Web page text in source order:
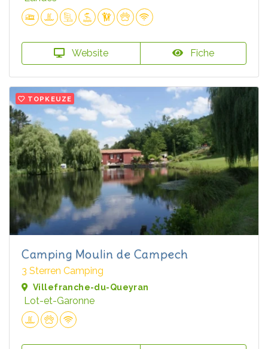
Website Fiche
TOPKEUZE
Camping Moulin de Campech
3 Sterren Camping
Villefranche-du-Queyran
Lot-et-Garonne